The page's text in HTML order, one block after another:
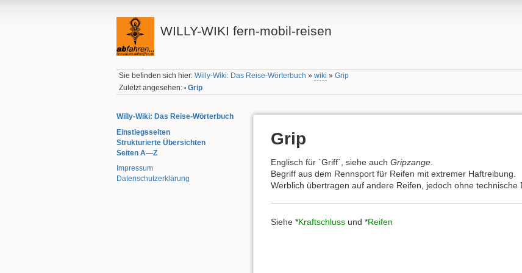
WILLY-WIKI fern-mobil-reisen
Sie befinden sich hier:Willy-Wiki: Das Reise-Wörterbuch »wiki »Grip
Zuletzt angesehen: • Grip
Willy-Wiki: Das Reise-Wörterbuch
Einstiegsseiten
Strukturierte Übersichten
Seiten A—Z
Impressum
Datenschutzerklärung
Grip
Englisch für `Griff´, siehe auch Gripzange
Begriff aus dem Rennsport für Reifen mit extremer Haftreibung.
Werblich übertragen auf andere Reifen, jedoch ohne technische
Siehe *Kraftschluss und *Reifen